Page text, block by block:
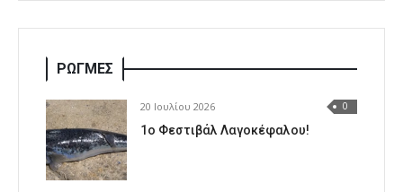
ΡΩΓΜΕΣ
20 Ιουλίου 2026 0
1o Φεστιβάλ Λαγοκέφαλου!